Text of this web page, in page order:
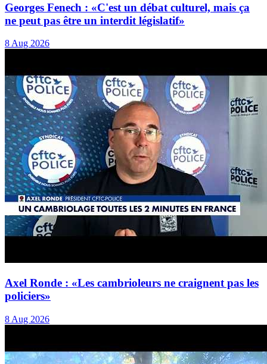
Georges Fenech : «C'est un débat culturel, mais ça
ne peut pas être un interdit législatif»
8 Aug 2026
Axel Ronde : «Les cambrioleurs ne craignent pas les
policiers»
8 Aug 2026